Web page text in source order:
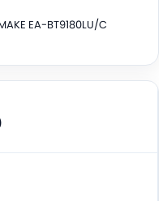
EA-BT9180LU/C